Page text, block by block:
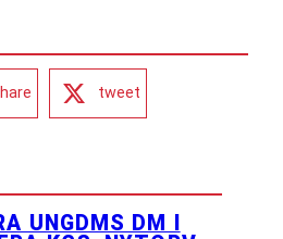
tweet
UNGDMS DM I